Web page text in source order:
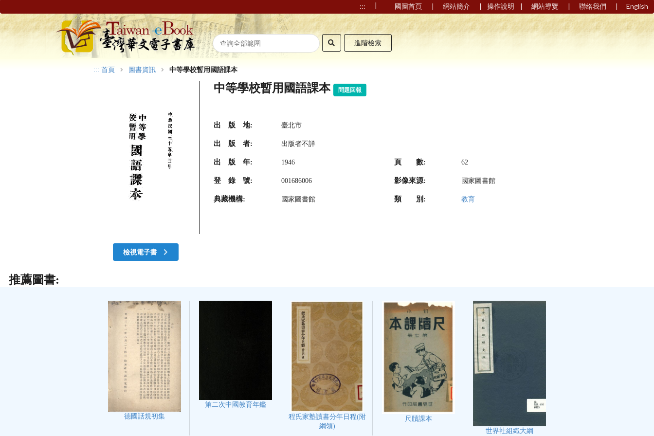
::: | 國圖首頁 | 網站簡介 | 操作說明 | 網站導覽 | 聯絡我們 | English
進階檢索
::: 首頁 圖書資訊 中等學校暫用國語課本
檢視電子書
中等學校暫用國語課本 問題回報
出 版 地: 臺北市
出 版 者: 出版者不詳
出 版 年: 1946 頁 數: 62
登 錄 號: 001686006 影像來源: 國家圖書館
典藏機構: 國家圖書館 類 別: 教育
推薦圖書:
德國話規初集
第二次中國教育年鑑
程氏家塾讀書分年日程(附
綱領)
尺牘課本
世界社組織大綱